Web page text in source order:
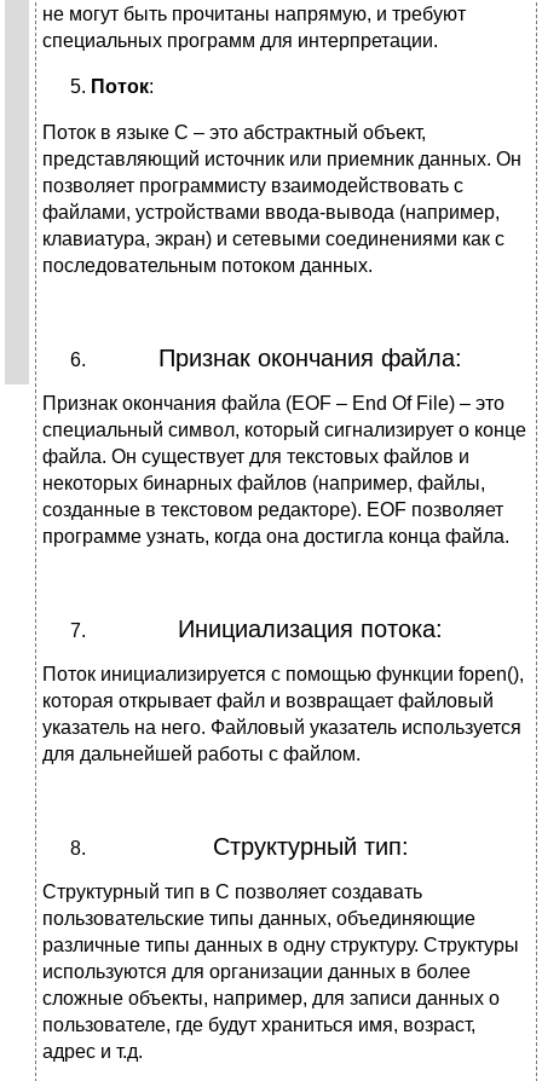
не могут быть прочитаны напрямую, и требуют
специальных программ для интерпретации.
Поток:
Поток в языке C – это абстрактный объект,
представляющий источник или приемник данных. Он
позволяет программисту взаимодействовать с
файлами, устройствами ввода-вывода (например,
клавиатура, экран) и сетевыми соединениями как с
последовательным потоком данных.
Признак окончания файла:
Признак окончания файла (EOF – End Of File) – это
специальный символ, который сигнализирует о конце
файла. Он существует для текстовых файлов и
некоторых бинарных файлов (например, файлы,
созданные в текстовом редакторе). EOF позволяет
программе узнать, когда она достигла конца файла.
Инициализация потока:
Поток инициализируется с помощью функции fopen(),
которая открывает файл и возвращает файловый
указатель на него. Файловый указатель используется
для дальнейшей работы с файлом.
Структурный тип:
Структурный тип в C позволяет создавать
пользовательские типы данных, объединяющие
различные типы данных в одну структуру. Структуры
используются для организации данных в более
сложные объекты, например, для записи данных о
пользователе, где будут храниться имя, возраст,
адрес и т.д.